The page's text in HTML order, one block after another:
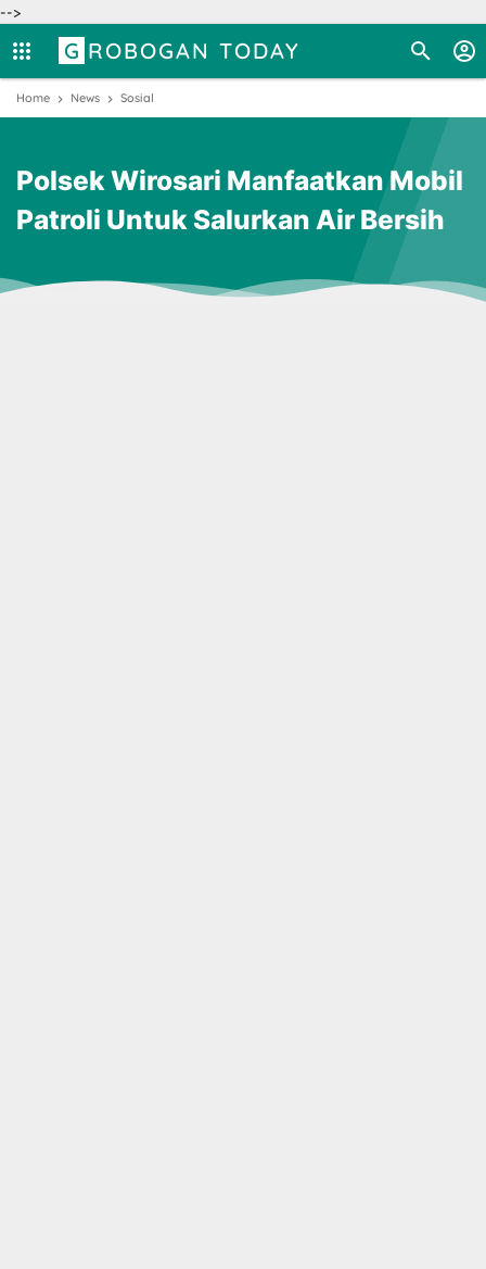
-->
GROBOGAN TODAY
Home News Sosial
Polsek Wirosari Manfaatkan Mobil
Patroli Untuk Salurkan Air Bersih